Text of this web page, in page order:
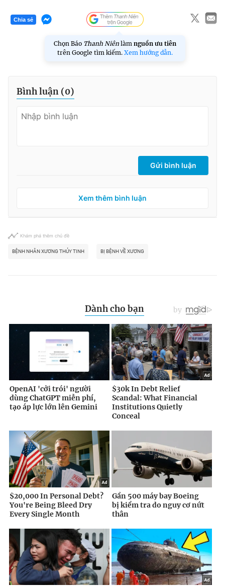
Chia sẻ
Chọn Báo Thanh Niên làm nguồn ưu tiên
trên Google tìm kiếm. Xem hướng dẫn.
Bình luận (0)
Gửi bình luận
Xem thêm bình luận
Khám phá thêm chủ đề
BỆNH NHÂN XƯƠNG THỦY TINH BỊ BỆNH VỀ XƯƠNG